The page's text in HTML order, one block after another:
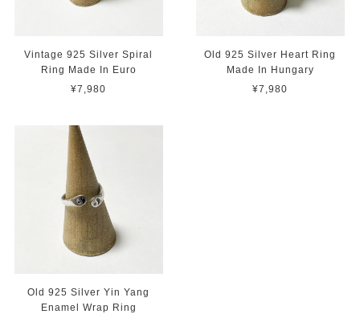
Vintage 925 Silver Spiral
Ring Made In Euro
¥7,980
Old 925 Silver Heart Ring
Made In Hungary
¥7,980
Old 925 Silver Yin Yang
Enamel Wrap Ring